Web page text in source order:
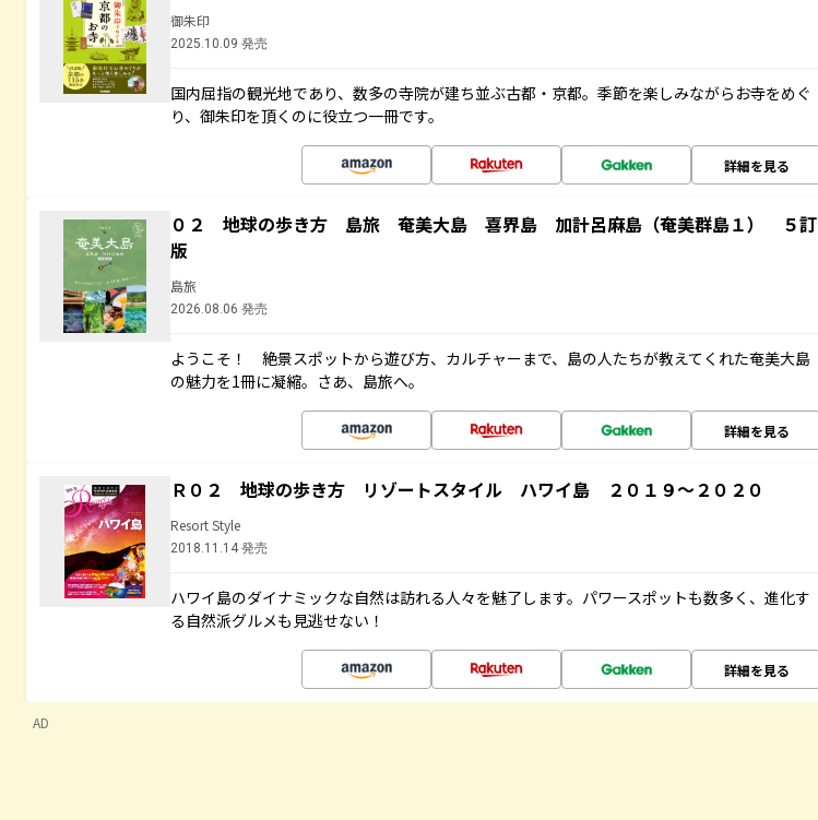
御朱印
2025.10.09 発売
国内屈指の観光地であり、数多の寺院が建ち並ぶ古都・京都。季節を楽しみながらお寺をめぐ
り、御朱印を頂くのに役立つ一冊です。
詳細を見る
０２ 地球の歩き方 島旅 奄美大島 喜界島 加計呂麻島（奄美群島１） ５訂
版
島旅
2026.08.06 発売
ようこそ！ 絶景スポットから遊び方、カルチャーまで、島の人たちが教えてくれた奄美大島
の魅力を1冊に凝縮。さあ、島旅へ。
詳細を見る
Ｒ０２ 地球の歩き方 リゾートスタイル ハワイ島 ２０１９～２０２０
Resort Style
2018.11.14 発売
ハワイ島のダイナミックな自然は訪れる人々を魅了します。パワースポットも数多く、進化す
る自然派グルメも見逃せない！
詳細を見る
AD